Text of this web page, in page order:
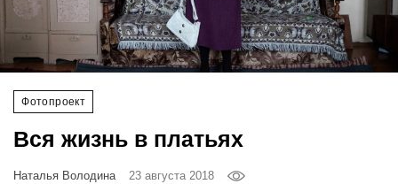
Фотопроект
Вся жизнь в платьях
Наталья Володина 23 августа 2018